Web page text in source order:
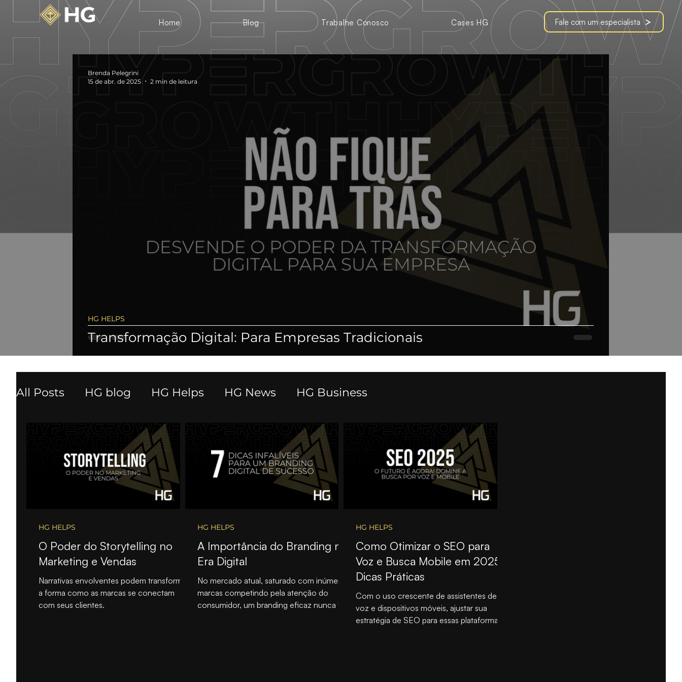
Home Blog Trabalhe Conosco Cases HG Fale com um especialista
Transformação Digital: Para Empresas Tradicionais
HG HELPS
Brenda Pelegrini
15 de abr. de 2025
2 min de leitura
All Posts HG blog HG Helps HG News HG Business
O Poder do Storytelling no
Marketing e Vendas
Narrativas envolventes podem transformar
a forma como as marcas se conectam
com seus clientes.
HG HELPS
A Importância do Branding na
Era Digital
No mercado atual, saturado com inúmeras
marcas competindo pela atenção do
consumidor, um branding eficaz nunca foi
HG HELPS
Como Otimizar o SEO para
Voz e Busca Mobile em 2025:
Dicas Práticas
Com o uso crescente de assistentes de
voz e dispositivos móveis, ajustar sua
estratégia de SEO para essas plataformas
HG HELPS